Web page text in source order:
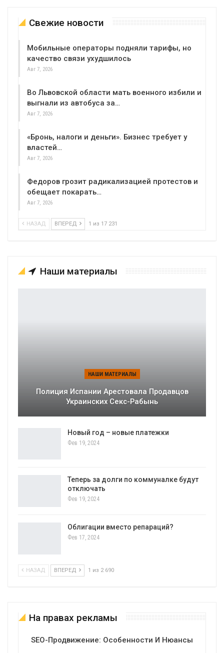
Свежие новости
Мобильные операторы подняли тарифы, но
качество связи ухудшилось
Авг 7, 2026
Во Львовской области мать военного избили и
выгнали из автобуса за…
Авг 7, 2026
«Бронь, налоги и деньги». Бизнес требует у
властей…
Авг 7, 2026
Федоров грозит радикализацией протестов и
обещает покарать…
Авг 7, 2026
НАЗАД ВПЕРЕД 1 из 17 231
Наши материалы
НАШИ МАТЕРИАЛЫ
Полиция Испании Арестовала Продавцов
Украинских Секс-Рабынь
Новый год – новые платежки
Фев 19, 2024
Теперь за долги по коммуналке будут
отключать
Фев 19, 2024
Облигации вместо репараций?
Фев 17, 2024
НАЗАД ВПЕРЕД 1 из 2 690
На правах рекламы
SEO-Продвижение: Особенности И Нюансы